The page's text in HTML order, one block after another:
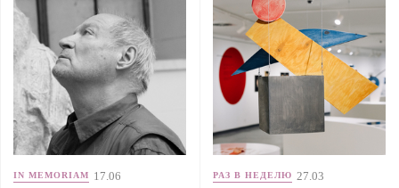
IN MEMORIAM 17.06 РАЗ В НЕДЕЛЮ 27.03